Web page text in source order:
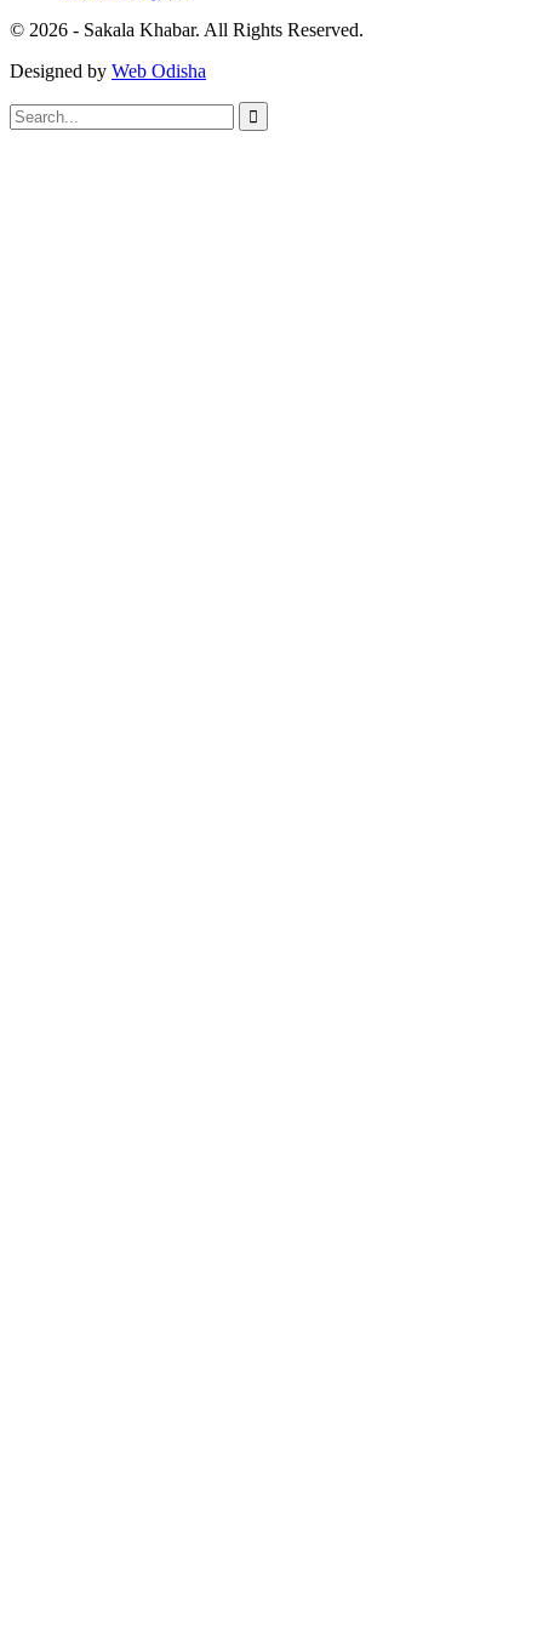
© 2026 - Sakala Khabar. All Rights Reserved.
Designed by Web Odisha